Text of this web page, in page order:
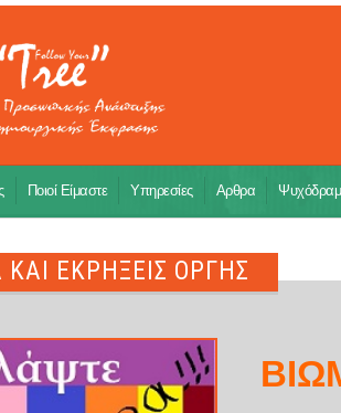
Ποιοί Είμαστε Υπηρεσίες Αρθρα
ΕΚΡΗΞΕΙΣ ΟΡΓΗΣ